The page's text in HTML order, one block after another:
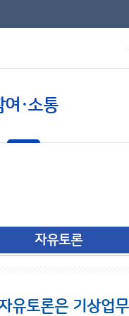
여·소통
자유토론
유토론은 기상업